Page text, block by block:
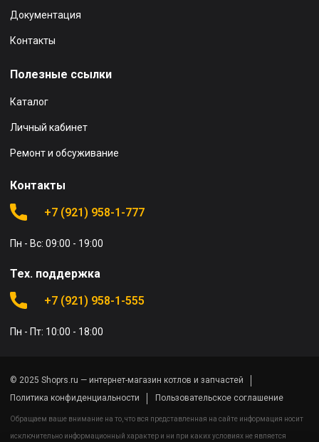
Документация
Контакты
Полезные ссылки
Каталог
Личный кабинет
Ремонт и обсуживание
Контакты
+7 (921) 958-1-777
Пн - Вс: 09:00 - 19:00
Тех. поддержка
+7 (921) 958-1-555
Пн - Пт: 10:00 - 18:00
© 2025 Shoprs.ru — интернет-магазин котлов и запчастей
Политика конфиденциальности
Пользовательское соглашение
Обращаем ваше внимание на то, что вся представленная на сайте информация носит
исключительно информационный характер и ни при каких условиях не является